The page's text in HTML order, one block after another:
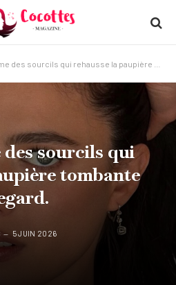
sourcils qui rehausse la paupière tombante et réveille le regard.
des sourcils qui
tombante
5 JUIN 2026